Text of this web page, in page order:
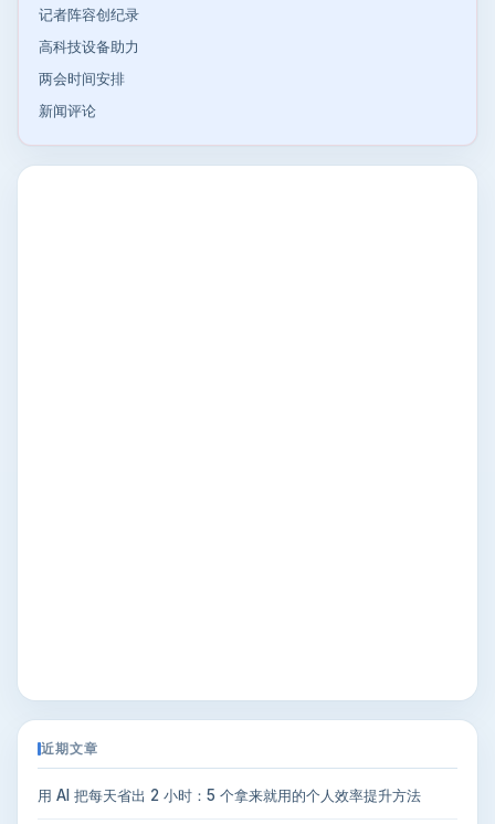
记者阵容创纪录
高科技设备助力
两会时间安排
新闻评论
近期文章
用 AI 把每天省出 2 小时：5 个拿来就用的个人效率提升方法